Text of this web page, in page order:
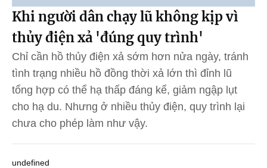
Khi người dân chạy lũ không kịp vì
thủy điện xả 'đúng quy trình'
Chỉ cần hồ thủy điện xả sớm hơn nửa ngày, tránh
tình trạng nhiều hồ đồng thời xả lớn thì đỉnh lũ
tổng hợp có thể hạ thấp đáng kể, giảm ngập lụt
cho hạ du. Nhưng ở nhiều thủy điện, quy trình lại
chưa cho phép làm như vậy.
undefined